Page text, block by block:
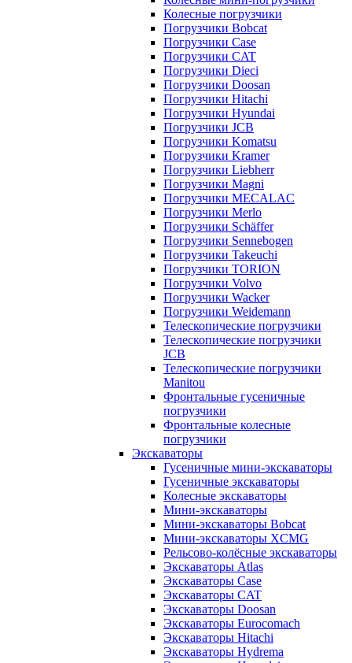
Колесные погрузчики
Погрузчики Bobcat
Погрузчики Case
Погрузчики CAT
Погрузчики Dieci
Погрузчики Doosan
Погрузчики Hitachi
Погрузчики Hyundai
Погрузчики JCB
Погрузчики Komatsu
Погрузчики Kramer
Погрузчики Liebherr
Погрузчики Magni
Погрузчики MECALAC
Погрузчики Merlo
Погрузчики Schäffer
Погрузчики Sennebogen
Погрузчики Takeuchi
Погрузчики TORION
Погрузчики Volvo
Погрузчики Wacker
Погрузчики Weidemann
Телескопические погрузчики
Телескопические погрузчики
JCB
Телескопические погрузчики
Manitou
Фронтальные гусеничные
погрузчики
Фронтальные колесные
погрузчики
Экскаваторы
Гусеничные мини-экскаваторы
Гусеничные экскаваторы
Колесные экскаваторы
Мини-экскаваторы
Мини-экскаваторы Bobcat
Мини-экскаваторы XCMG
Рельсово-колёсные экскаваторы
Экскаваторы Atlas
Экскаваторы Case
Экскаваторы CAT
Экскаваторы Doosan
Экскаваторы Eurocomach
Экскаваторы Hitachi
Экскаваторы Hydrema